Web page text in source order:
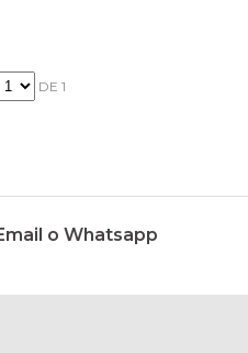
DE 1
o Whatsapp